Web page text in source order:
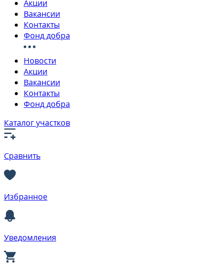
Акции
Вакансии
Контакты
Фонд добра
Новости
Акции
Вакансии
Контакты
Фонд добра
Каталог участков
Сравнить
Избранное
Уведомления